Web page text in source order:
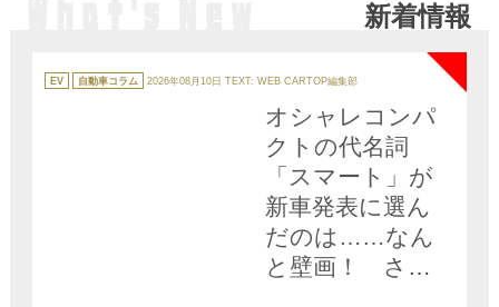
新着情報
テ
ゴ
EV 自動車コラム 2026年08月10日 TEXT: WEB CARTOP編集部
NEW
オシャレコンパ
クトの代名詞
「スマート」が
新車発表に選ん
だのは……なん
と壁画！ さす